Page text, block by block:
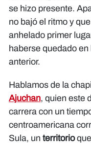
se hizo presente.
no bajó el ritmo y
anhelado primer
haberse quedado
anterior.
Hablamos de la
Ajuchan, quien este
carrera con un
centroamericana
Sula, un territorio